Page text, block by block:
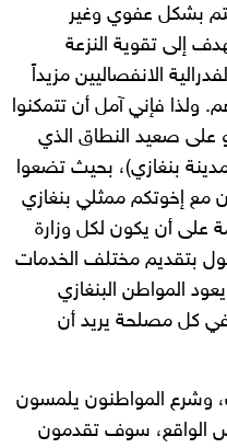
بشكل عفوي وغير
إلى تقوية النزعة
الانفصاليين مزيداً
ولذا فإني آمل أن تتمكنوا
على صعيد النطاق الذي
بنغازي)، بحيث تضعوا
مع إخوتكم ممثلي بنغازي
على أن يكون لكل وزارة
بتقديم مختلف الخدمات
المواطن البنغازي
كل مصلحة يريد أن
وشرع المواطنون يلمسون
الواقع، سوف تقدمون